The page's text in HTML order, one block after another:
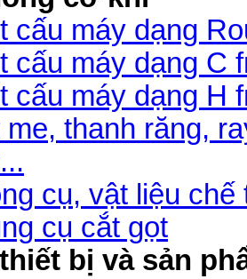
cấu máy dạng
cấu máy dạng C
cấu máy dạng H
me, thanh răng,
cụ, vật liệu chế
cụ cắt gọt
bị và sản